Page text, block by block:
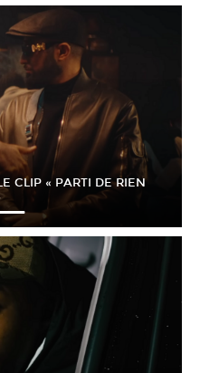
CLIP « PARTI DE RIEN